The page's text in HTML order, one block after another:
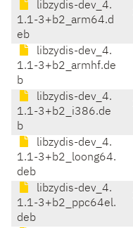
libzydis-dev_4.
1.1-3+b2_arm64.d
eb
libzydis-dev_4.
1.1-3+b2_armhf.de
b
libzydis-dev_4.
1.1-3+b2_i386.de
b
libzydis-dev_4.
1.1-3+b2_loong64.
deb
libzydis-dev_4.
1.1-3+b2_ppc64el.
deb